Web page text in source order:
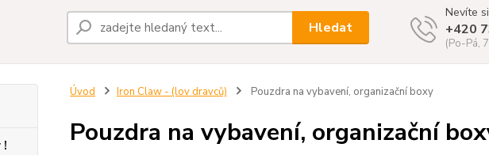
Hledat
Nevíte
+420
(Po-Pá,
!
Úvod Iron Claw - (lov dravců) Pouzdra na vybavení, organizační boxy
Pouzdra na vybavení, organizační